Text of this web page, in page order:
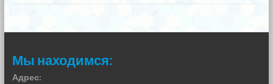
Мы находимся:
Адрес: